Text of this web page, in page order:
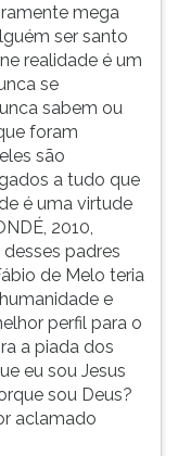
mega
ser santo
realidade é um
se
sabem ou
foram
são
a tudo que
é uma virtude
2010,
padres
de Melo teria
e
perfil para o
a piada dos
eu sou Jesus
sou Deus?
aclamado